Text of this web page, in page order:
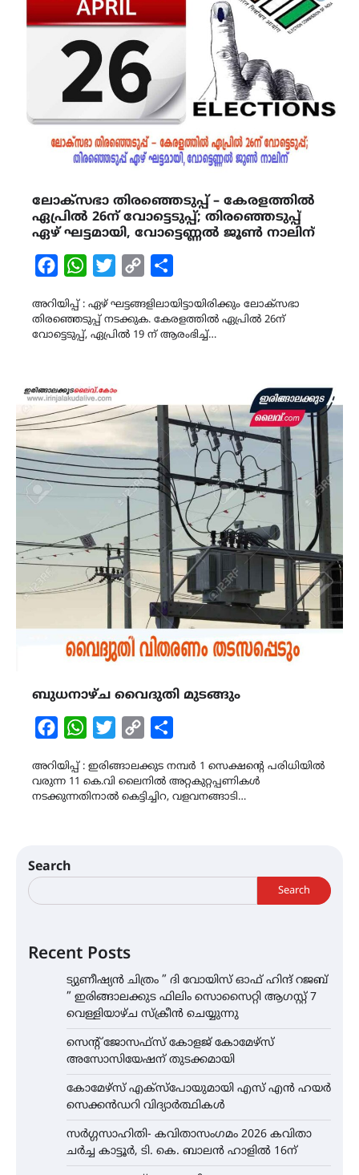
ലോക്‌സഭാ തിരഞ്ഞെടുപ്പ് – കേരളത്തിൽ
ഏപ്രിൽ 26ന് വോട്ടെടുപ്പ്; തിരഞ്ഞെടുപ്പ്
ഏഴ് ഘട്ടമായി, വോട്ടെണ്ണല്‍ ജൂണ്‍ നാലിന്‌
FacebookWhatsAppTwitterCopy
അറിയിപ്പ് : ഏഴ് ഘട്ടങ്ങളിലായിട്ടായിരിക്കും ലോക്‌സഭാ
തിരഞ്ഞെടുപ്പ് നടക്കുക. കേരളത്തിൽ ഏപ്രിൽ 26ന്
വോട്ടെടുപ്പ്, ഏപ്രില്‍ 19 ന് ആരംഭിച്ച്…
ബുധനാഴ്ച വൈദുതി മുടങ്ങും
FacebookWhatsAppTwitterCopy
അറിയിപ്പ് : ഇരിങ്ങാലക്കുട നമ്പർ 1 സെക്ഷന്റെ പരിധിയിൽ
വരുന്ന 11 കെ.വി ലൈനിൽ അറ്റകുറ്റപ്പണികൾ
നടക്കുന്നതിനാൽ കെട്ടിച്ചിറ, വളവനങ്ങാടി…
Search
Search
Recent Posts
ട്യുണീഷ്യൻ ചിത്രം ” ദി വോയിസ് ഓഫ് ഹിന്ദ് റജബ്
” ഇരിങ്ങാലക്കുട ഫിലിം സൊസൈറ്റി ആഗസ്റ്റ് 7
വെള്ളിയാഴ്ച സ്‌ക്രീൻ ചെയ്യുന്നു
സെന്റ് ജോസഫ്സ് കോളജ് കോമേഴ്‌സ്
അസോസിയേഷന് തുടക്കമായി
കോമേഴ്സ് എക്സ്പോയുമായി എസ് എൻ ഹയർ
സെക്കൻഡറി വിദ്യാർത്ഥികൾ
സർഗ്ഗസാഹിതി- കവിതാസംഗമം 2026 കവിതാ
ചർച്ച കാട്ടൂർ, ടി. കെ. ബാലൻ ഹാളിൽ 16ന്